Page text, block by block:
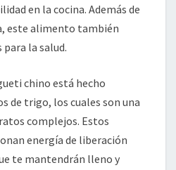
en la cocina. Además de
este alimento también
la salud.
chino está hecho
de trigo, los cuales son una
complejos. Estos
energía de liberación
te mantendrán lleno y